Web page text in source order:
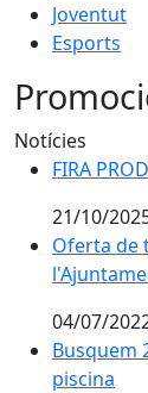
Joventut
Esports
Notícies
FIRA
FIRA
21/10/
Oferta de
Oferta de
04/07/
Busquem
Busquem
piscina